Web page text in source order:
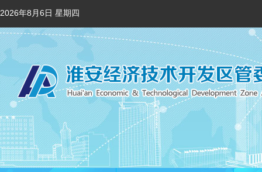
2026年8月6日 星期四